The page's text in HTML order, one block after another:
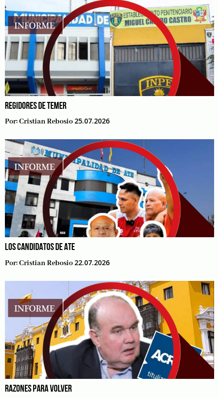
REGIDORES DE TEMER
Por:Cristian Rebosio 25.07.2026
LOS CANDIDATOS DE ATE
Por:Cristian Rebosio 22.07.2026
RAZONES PARA VOLVER